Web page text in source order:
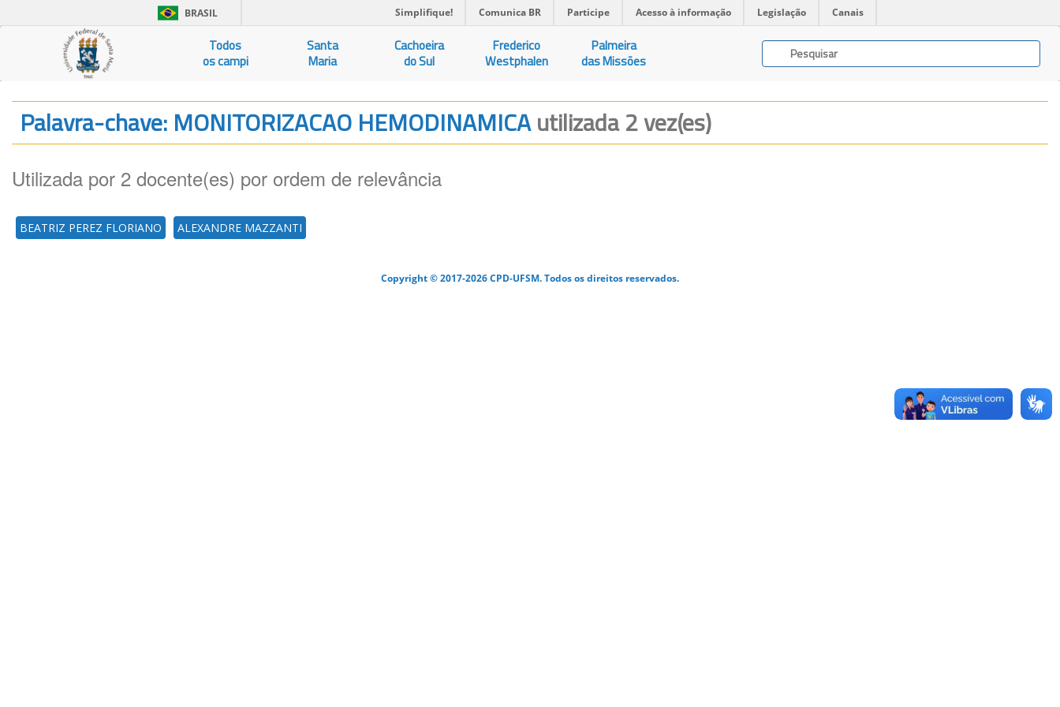
BRASIL Simplifique! Comunica BR Participe Acesso à informação Legislação Canais
Todos
os campi
Santa
Maria
Cachoeira
do Sul
Frederico
Westphalen
Palmeira
das Missões
Palavra-chave: MONITORIZACAO HEMODINAMICAutilizada 2 vez(es)
Utilizada por 2 docente(es) por ordem de relevância
BEATRIZ PEREZ FLORIANO ALEXANDRE MAZZANTI
Copyright © 2017-2026 CPD-UFSM. Todos os direitos reservados.